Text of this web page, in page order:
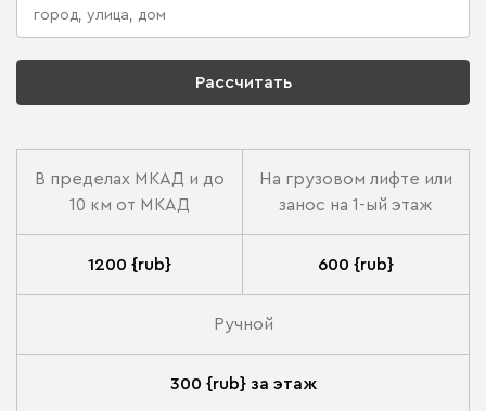
Рассчитать
В пределах МКАД и до
10 км от МКАД
На грузовом лифте или
занос на 1-ый этаж
1200 {rub} 600 {rub}
Ручной
300 {rub} за этаж